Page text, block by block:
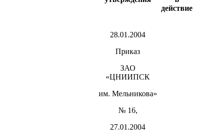
действие
28.01.2004
Приказ
ЗАО
«ЦНИИПСК
им. Мельникова»
№ 16,
27.01.2004